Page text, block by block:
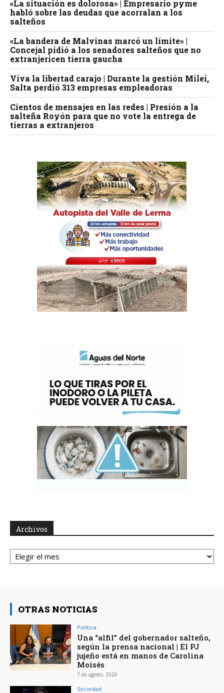
«La situación es dolorosa» | Empresario pyme
habló sobre las deudas que acorralan a los
salteños
«La bandera de Malvinas marcó un límite» |
Concejal pidió a los senadores salteños que no
extranjericen tierra gaucha
Viva la libertad carajo | Durante la gestión Milei,
Salta perdió 313 empresas empleadoras
Cientos de mensajes en las redes | Presión a la
salteña Royón para que no vote la entrega de
tierras a extranjeros
Archivos
Archivos
OTRAS NOTICIAS
Política
Una “alfil” del gobernador salteño,
según la prensa nacional | El PJ
jujeño está en manos de Carolina
Moisés
7 de agosto, 2026
Sociedad